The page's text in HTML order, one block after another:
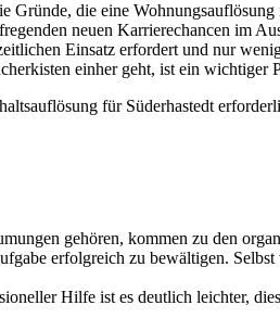
Gründe, die eine
neuen Karrierechancen im
Einsatz erfordert und nur
einher geht, ist ein wichtiger
für Süderhastedt
gehören, kommen zu den
erfolgreich zu bewältigen.
Hilfe ist es deutlich leichter,